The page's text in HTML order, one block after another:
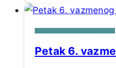
Petak 6.